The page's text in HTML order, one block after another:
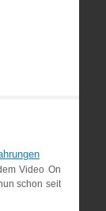
Video On
schon seit